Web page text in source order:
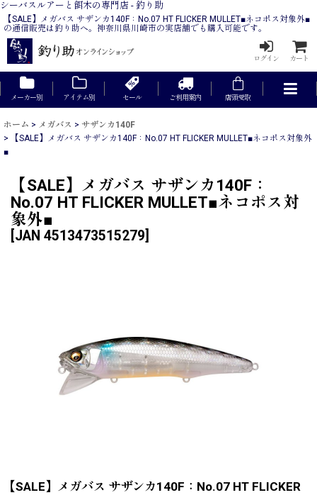
シーバスルアーと餌木の専門店 - 釣り助
【SALE】メガバス サザンカ140F：No.07 HT FLICKER MULLET■ネコポス対象外■
の通信販売は釣り助へ。神奈川県川崎市の実店舗でも購入可能です。
ログイン カート
メーカー別 アイテム別 セール ご利用案内 店頭受取
ホーム > メガバス > サザンカ140F
>
【SALE】メガバス サザンカ140F：No.07 HT FLICKER MULLET■ネコポス対象外
■
【SALE】メガバス サザンカ140F：
No.07 HT FLICKER MULLET■ネコポス対
象外■
JAN 4513473515279
【SALE】メガバス サザンカ140F：No.07 HT FLICKER